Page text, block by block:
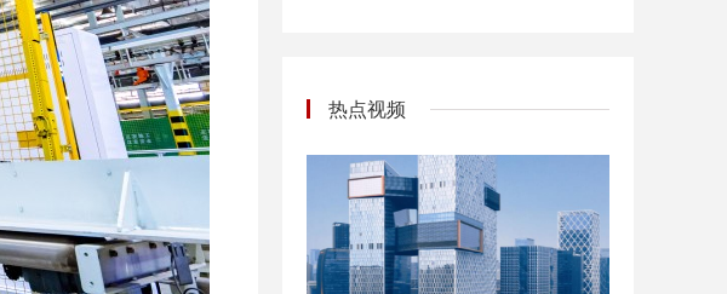
08:00
Fred’s（FRED）股价周一飙升，目前涨超50%；此前，该公司宣布以1.65亿美元的价格将一些药房档案出售给Walgreens。
08:00
Fred’s（FRED）股价周一飙升，目前涨超50%。
08:00
热点视频